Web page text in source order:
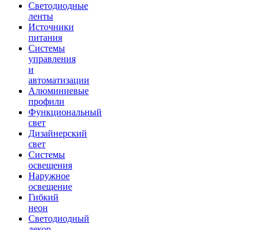
Светодиодные
ленты
Источники
питания
Системы
управления
и
автоматизации
Алюминиевые
профили
Функциональный
свет
Дизайнерский
свет
Системы
освещения
Наружное
освещение
Гибкий
неон
Светодиодный